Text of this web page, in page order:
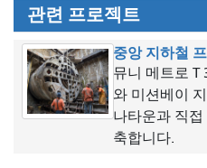
관련 프로젝트
중앙 지하철
뮤니 메트로 T
와 미션베이
나타운과 직
축합니다.